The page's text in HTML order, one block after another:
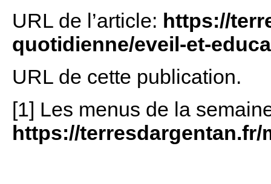
URL de l’article: https://
quotidienne/eveil-et-
URL de cette publication.
[1] Les menus de la
https://terresdargentan.fr/